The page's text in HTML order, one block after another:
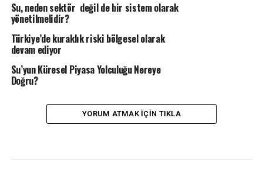
Su, neden sektör değil de bir sistem olarak
yönetilmelidir?
Türkiye’de kuraklık riski bölgesel olarak
devam ediyor
Su’yun Küresel Piyasa Yolculuğu Nereye
Doğru?
YORUM ATMAK IÇIN TIKLA